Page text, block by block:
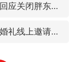
于东来回应关闭胖东来生活广场店
新疆一婚礼线上邀请引热议